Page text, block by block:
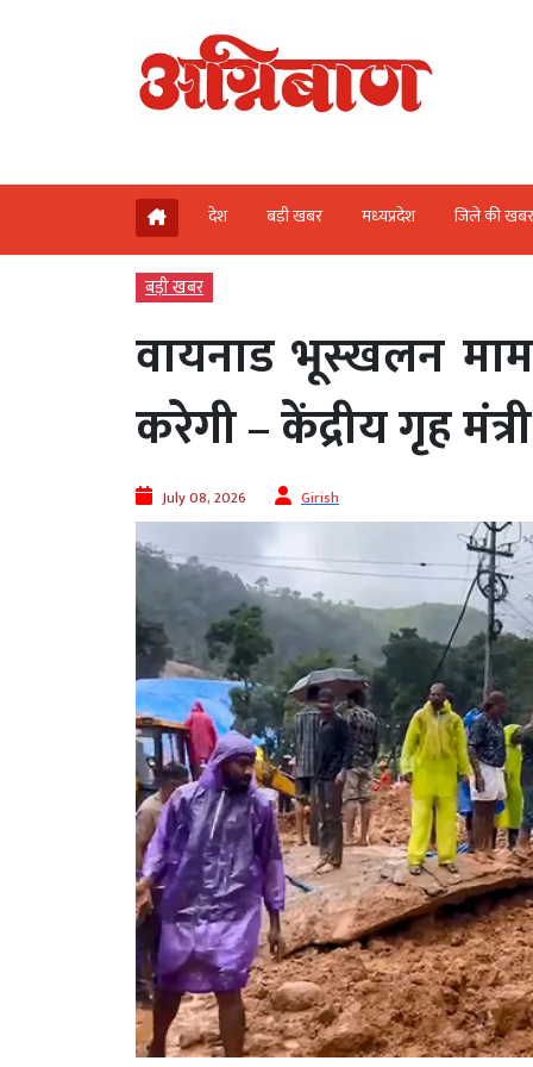
देश बड़ी खबर मध्‍यप्रदेश जिले की
बड़ी खबर
वायनाड भूस्खलन
करेगी – केंद्रीय गृह
July 08, 2026 Girish